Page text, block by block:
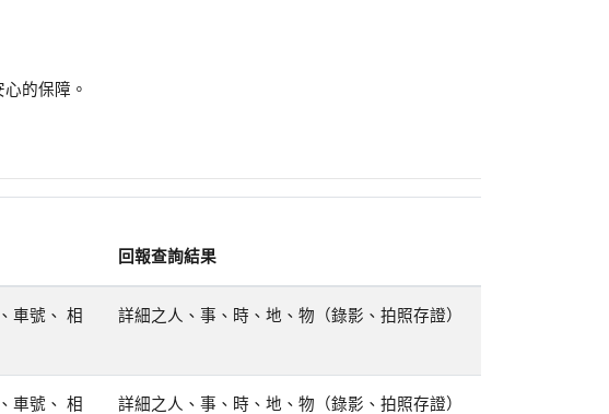
的保障。
回報查詢結果
車號、 相
詳細之人、事、時、地、物（錄影、拍照存證）
車號、 相
詳細之人、事、時、地、物（錄影、拍照存證）